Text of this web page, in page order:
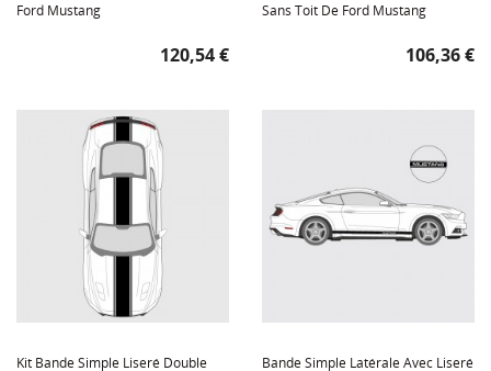
Ford Mustang
Prix
120,54 €
Sans Toit De Ford Mustang
Prix
106,36 €
Kit Bande Simple Liseré Double
Bande Simple Latérale Avec Liseré